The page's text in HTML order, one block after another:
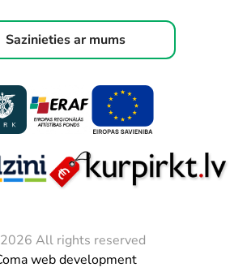
Sazinieties ar mums
All rights reserved
web development